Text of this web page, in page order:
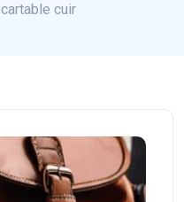
cartable cuir